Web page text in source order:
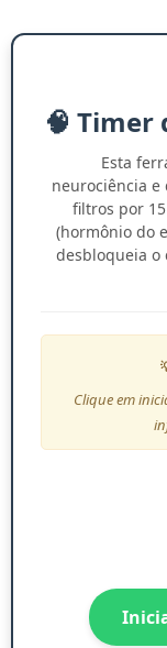
🧠 Timer
Esta
neurociência e
filtros por
(hormônio do
desbloqueia
Clique em